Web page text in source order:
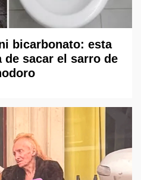
bicarbonato: esta
de sacar el sarro de